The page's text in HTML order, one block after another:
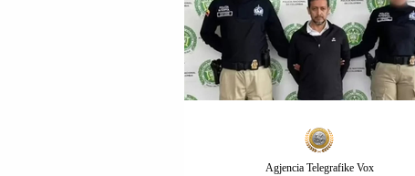
Agjencia Telegrafike Vox